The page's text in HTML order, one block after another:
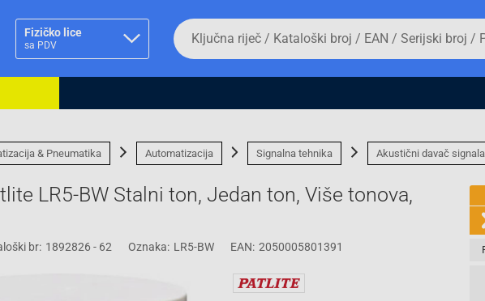
Fizičko lice
sa PDV
asortiman proizvoda i
Fizičko lice
Da
biste
potražili
proizvod,
broj,
EAN
serijski
& Pneumatika Automatizacija Signalna tehnika Akustični davač signala
LR5-BW Stalni ton, Jedan ton, Više tonova,
br: 1892826 - 62 Oznaka: LR5-BW EAN: 2050005801391